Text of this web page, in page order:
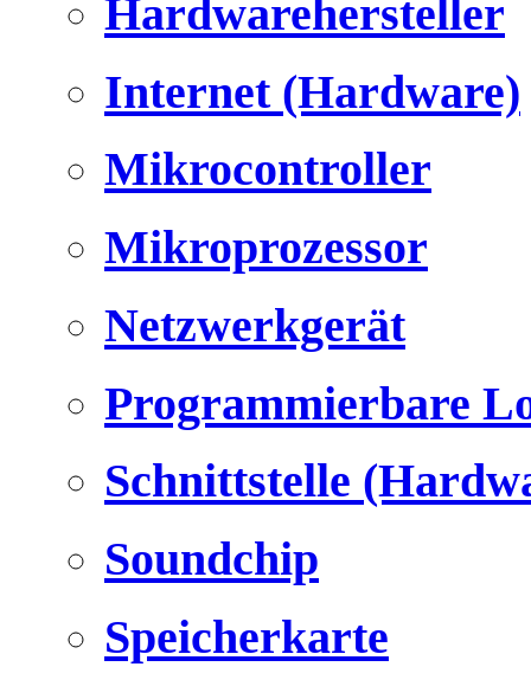
Hardwarehersteller
Internet (Hardware)
Mikrocontroller
Mikroprozessor
Netzwerkgerät
Programmierbare
Schnittstelle
Soundchip
Speicherkarte